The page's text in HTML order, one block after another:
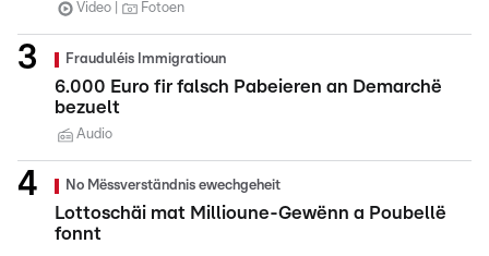
Video Fotoen
Frauduléis Immigratioun
6.000 Euro fir falsch Pabeieren an Demarchë
bezuelt
Audio
No Mëssverständnis ewechgeheit
Lottoschäi mat Millioune-Gewënn a Poubellë
fonnt